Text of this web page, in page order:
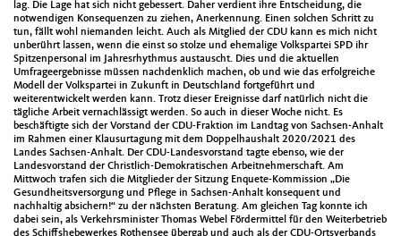
lag. Die Lage hat sich nicht gebessert. Daher verdient ihre Entscheidung, die
notwendigen Konsequenzen zu ziehen, Anerkennung. Einen solchen Schritt zu
tun, fällt wohl niemanden leicht. Auch als Mitglied der CDU kann es mich nicht
unberührt lassen, wenn die einst so stolze und ehemalige Volkspartei SPD ihr
Spitzenpersonal im Jahresrhythmus austauscht. Dies und die aktuellen
Umfrageergebnisse müssen nachdenklich machen, ob und wie das erfolgreiche
Modell der Volkspartei in Zukunft in Deutschland fortgeführt und
weiterentwickelt werden kann. Trotz dieser Ereignisse darf natürlich nicht die
tägliche Arbeit vernachlässigt werden. So auch in dieser Woche nicht. Es
beschäftigte sich der Vorstand der CDU-Fraktion im Landtag von Sachsen-Anhalt
im Rahmen einer Klausurtagung mit dem Doppelhaushalt 2020/2021 des
Landes Sachsen-Anhalt. Der CDU-Landesvorstand tagte ebenso, wie der
Landesvorstand der Christlich-Demokratischen Arbeitnehmerschaft. Am
Mittwoch trafen sich die Mitglieder der Sitzung Enquete-Kommission „Die
Gesundheitsversorgung und Pflege in Sachsen-Anhalt konsequent und
nachhaltig absichern!“ zu der nächsten Beratung. Am gleichen Tag konnte ich
dabei sein, als Verkehrsminister Thomas Webel Fördermittel für den Weiterbetrieb
des Schiffshebewerkes Rothensee übergab und auch als der CDU-Ortsverbands